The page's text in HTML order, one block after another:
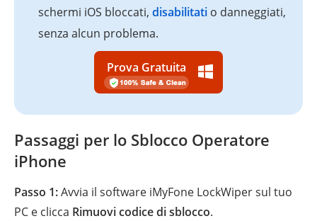
schermi iOS bloccati, disabilitati o danneggiati,
senza alcun problema.
Prova Gratuita
Passaggi per lo Sblocco Operatore
iPhone
Passo 1:Avvia il software iMyFone LockWiper sul tuo
PC e clicca Rimuovi codice di sblocco.